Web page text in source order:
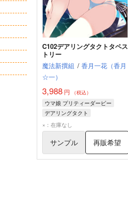
C102デアリングタクトタペス
トリー
魔法新撰組 / 香月一花（香月
☆一）
3,988 円 （税込）
ウマ娘 プリティーダービー
デアリングタクト
×：在庫なし
サンプル 再販希望